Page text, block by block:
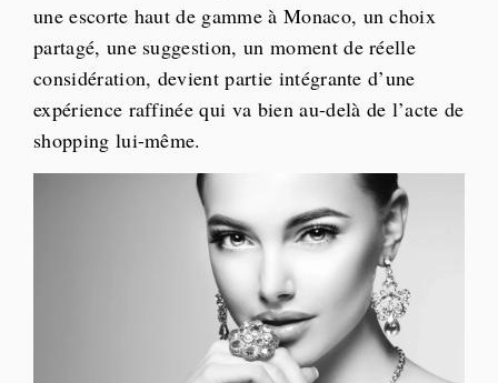
une escorte haut de gamme à Monaco, un choix
partagé, une suggestion, un moment de réelle
considération, devient partie intégrante d’une
expérience raffinée qui va bien au-delà de l’acte de
shopping lui-même.